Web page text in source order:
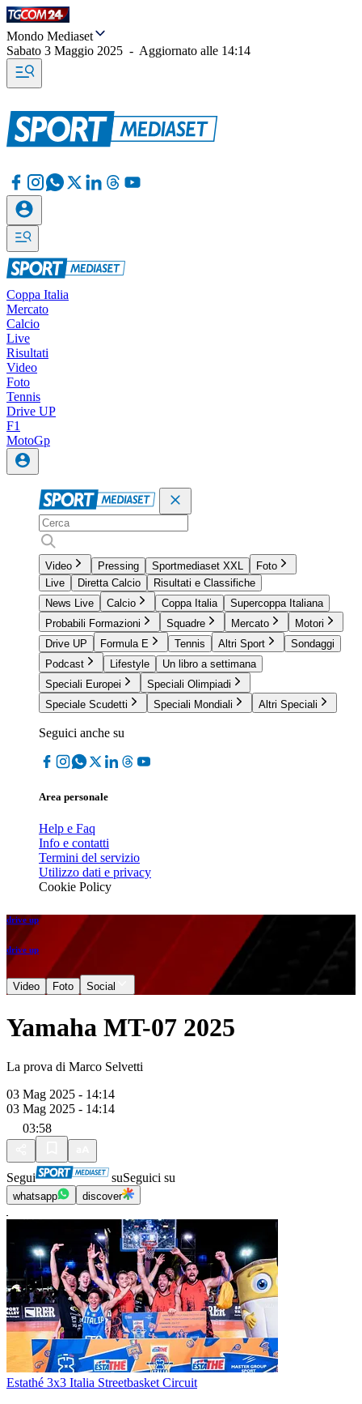
Mondo Mediaset
Sabato 3 Maggio 2025 - Aggiornato alle 14:14
Coppa Italia
Mercato
Calcio
Live
Risultati
Video
Foto
Tennis
Drive UP
F1
MotoGp
Video Pressing Sportmediaset XXL
Foto
Live
Diretta Calcio
Risultati e Classifiche
News Live
Calcio Coppa Italia
Supercoppa Italiana
Probabili Formazioni
Squadre Mercato
Motori
Drive UP
Formula E Tennis Altri Sport
Sondaggi
Podcast
Lifestyle
Un libro a settimana
Speciali Europei
Speciali Olimpiadi
Speciale Scudetti
Speciali Mondiali Altri Speciali
Seguici anche su
Area personale
Help e Faq
Info e contatti
Termini del servizio
Utilizzo dati e privacy
Cookie Policy
drive up
drive up
Video Foto Social
Yamaha MT-07 2025
La prova di Marco Selvetti
03 Mag 2025 - 14:14
03 Mag 2025 - 14:14
03:58
Segui suSeguici su
whatsapp discover
Estathé 3x3 Italia Streetbasket Circuit